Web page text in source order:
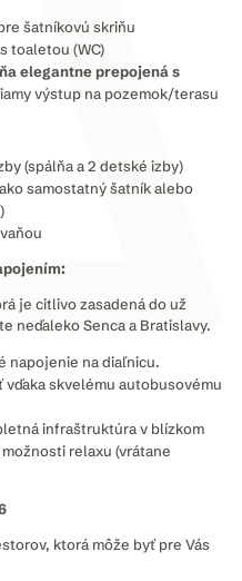
šatníkovú skriňu
toaletou (WC)
elegantne prepojená s
výstup na pozemok/terasu
(spálňa a 2 detské izby)
samostatný šatník alebo
je citlivo zasadená do už
neďaleko Senca a Bratislavy.
napojenie na diaľnicu.
skvelému autobusovému
infraštruktúra v blízkom
relaxu (vrátane
ktorá môže byť pre Vás